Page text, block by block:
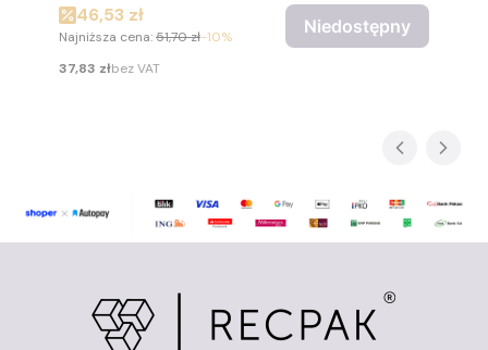
Cena promocyjna
46,53 zł
Najniższa cena:51,70 zł-10%
Cena
37,83 złbez VAT
Niedostępny